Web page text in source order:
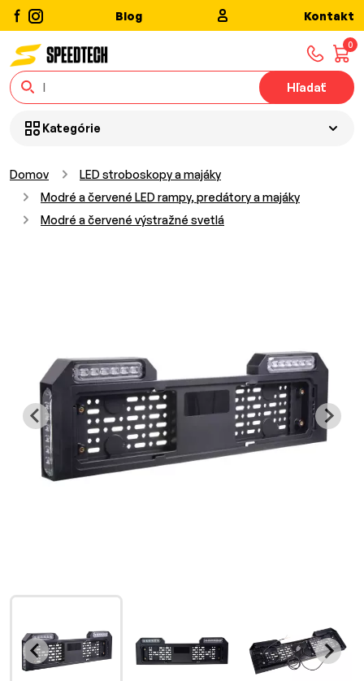
Blog Kontakt
0
Hľadať
Kategórie
Domov
LED stroboskopy a majáky
Modré a červené LED rampy, predátory a majáky
Modré a červené výstražné svetlá